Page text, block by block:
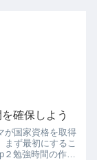
確保しよう
が国家資格を取得
まず最初にするこ
勉強時間の作り